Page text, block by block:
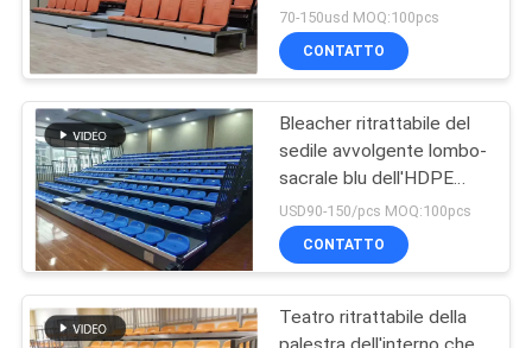
Sedie del cinema
12
30-300
70-150usd MOQ:100pcs
CONTATTO
Bleacher ritrattabile del
sedile avvolgente lombo-
sacrale blu dell'HDPE
che mette punto a
sedere di 700-900mm
USD90-150/pcs MOQ:100pcs
CONTATTO
Teatro ritrattabile della